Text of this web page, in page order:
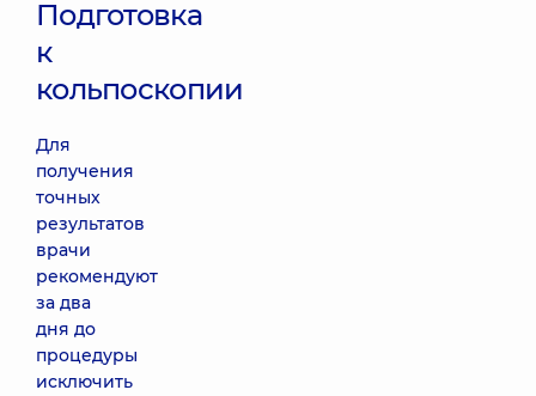
Подготовка
к
кольпоскопии
Для
получения
точных
результатов
врачи
рекомендуют
за два
дня до
процедуры
исключить